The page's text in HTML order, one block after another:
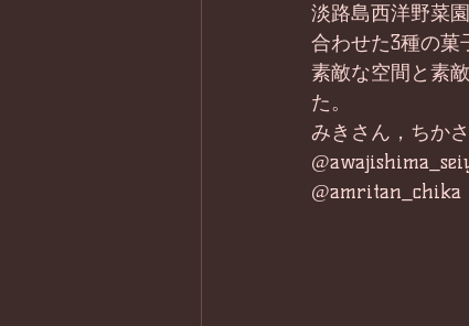
淡路島西洋野菜
合わせた3種の菓
素敵な空間と素
た。
みきさん，ちか
@amritan_chika